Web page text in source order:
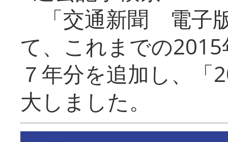
「交通新聞 電子
て、これまでの
７年分を追加し、「
大しまし